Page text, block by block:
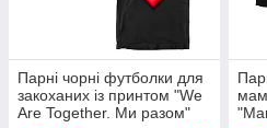
Парні чорні футболки для
закоханих із принтом "We
Are Together. Ми разом"